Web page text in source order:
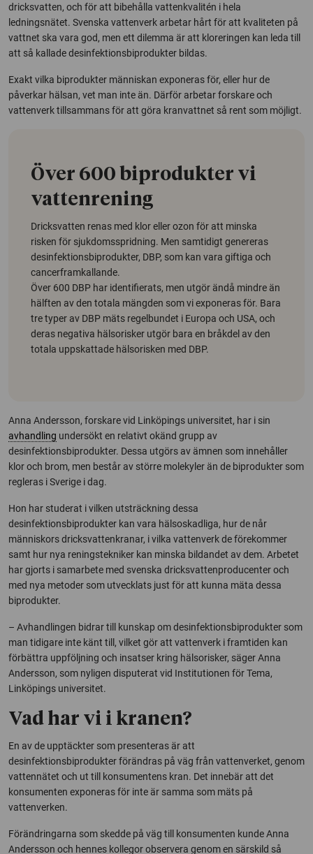
dricksvatten, och för att bibehålla vattenkvalitén i hela
ledningsnätet. Svenska vattenverk arbetar hårt för att kvaliteten på
vattnet ska vara god, men ett dilemma är att kloreringen kan leda till
att så kallade desinfektionsbiprodukter bildas.
Exakt vilka biprodukter människan exponeras för, eller hur de
påverkar hälsan, vet man inte än. Därför arbetar forskare och
vattenverk tillsammans för att göra kranvattnet så rent som möjligt.
Över 600 biprodukter vi
vattenrening
Dricksvatten renas med klor eller ozon för att minska
risken för sjukdomsspridning. Men samtidigt genereras
desinfektionsbiprodukter, DBP, som kan vara giftiga och
cancerframkallande.
Över 600 DBP har identifierats, men utgör ändå mindre än
hälften av den totala mängden som vi exponeras för. Bara
tre typer av DBP mäts regelbundet i Europa och USA, och
deras negativa hälsorisker utgör bara en bråkdel av den
totala uppskattade hälsorisken med DBP.
Anna Andersson, forskare vid Linköpings universitet, har i sin
avhandling undersökt en relativt okänd grupp av
desinfektionsbiprodukter. Dessa utgörs av ämnen som innehåller
klor och brom, men består av större molekyler än de biprodukter som
regleras i Sverige i dag.
Hon har studerat i vilken utsträckning dessa
desinfektionsbiprodukter kan vara hälsoskadliga, hur de når
människors dricksvattenkranar, i vilka vattenverk de förekommer
samt hur nya reningstekniker kan minska bildandet av dem. Arbetet
har gjorts i samarbete med svenska dricksvattenproducenter och
med nya metoder som utvecklats just för att kunna mäta dessa
biprodukter.
– Avhandlingen bidrar till kunskap om desinfektionsbiprodukter som
man tidigare inte känt till, vilket gör att vattenverk i framtiden kan
förbättra uppföljning och insatser kring hälsorisker, säger Anna
Andersson, som nyligen disputerat vid Institutionen för Tema,
Linköpings universitet.
Vad har vi i kranen?
En av de upptäckter som presenteras är att
desinfektionsbiprodukter förändras på väg från vattenverket, genom
vattennätet och ut till konsumentens kran. Det innebär att det
konsumenten exponeras för inte är samma som mäts på
vattenverken.
Förändringarna som skedde på väg till konsumenten kunde Anna
Andersson och hennes kollegor observera genom en särskild så